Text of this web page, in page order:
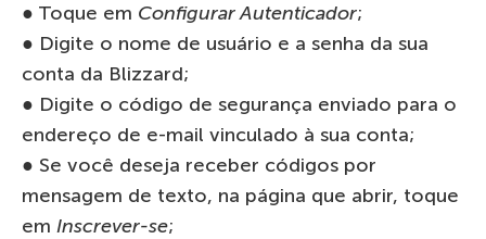
● Toque em Configurar Autenticador;
● Digite o nome de usuário e a senha da sua
conta da Blizzard;
● Digite o código de segurança enviado para o
endereço de e-mail vinculado à sua conta;
● Se você deseja receber códigos por
mensagem de texto, na página que abrir, toque
em Inscrever-se;